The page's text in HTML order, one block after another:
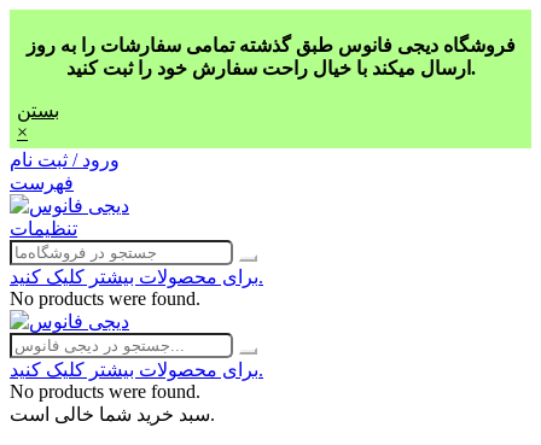
فروشگاه دیجی فانوس طبق گذشته تمامی سفارشات را به روز
ارسال میکند با خیال راحت سفارش خود را ثبت کنید.
بستن
×
ورود / ثبت نام
فهرست
تنظیمات
برای محصولات بیشتر کلیک کنید.
No products were found.
برای محصولات بیشتر کلیک کنید.
No products were found.
سبد خرید شما خالی است.